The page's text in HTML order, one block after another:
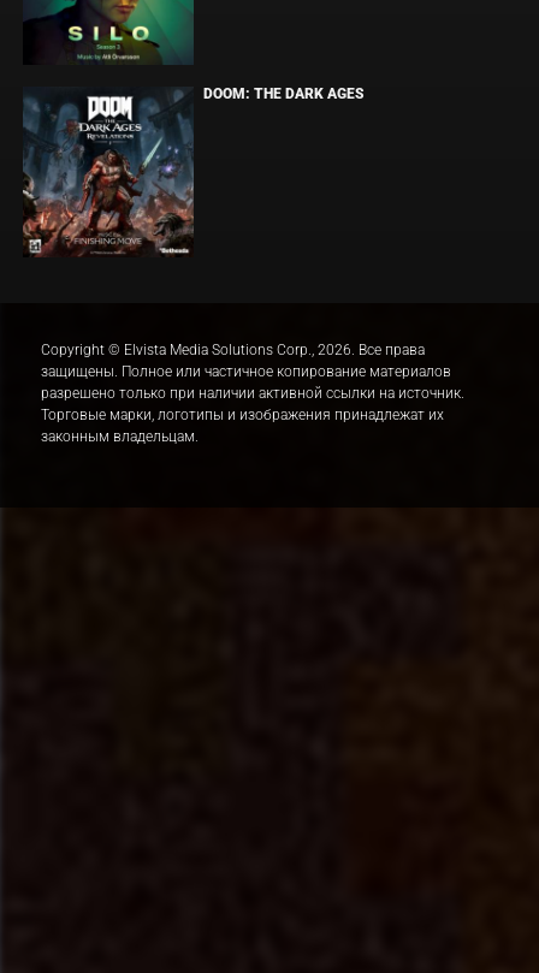
DOOM: THE DARK AGES
Copyright © Elvista Media Solutions Corp., 2026. Все права
защищены. Полное или частичное копирование материалов
разрешено только при наличии активной ссылки на источник.
Торговые марки, логотипы и изображения принадлежат их
законным владельцам.